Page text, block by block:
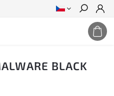
Hledat
BLACK